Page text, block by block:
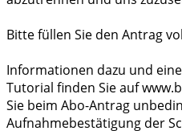
Bitte füllen Sie den Antrag
Informationen dazu und
Tutorial finden Sie auf
Sie beim Abo-Antrag
Aufnahmebestätigung der